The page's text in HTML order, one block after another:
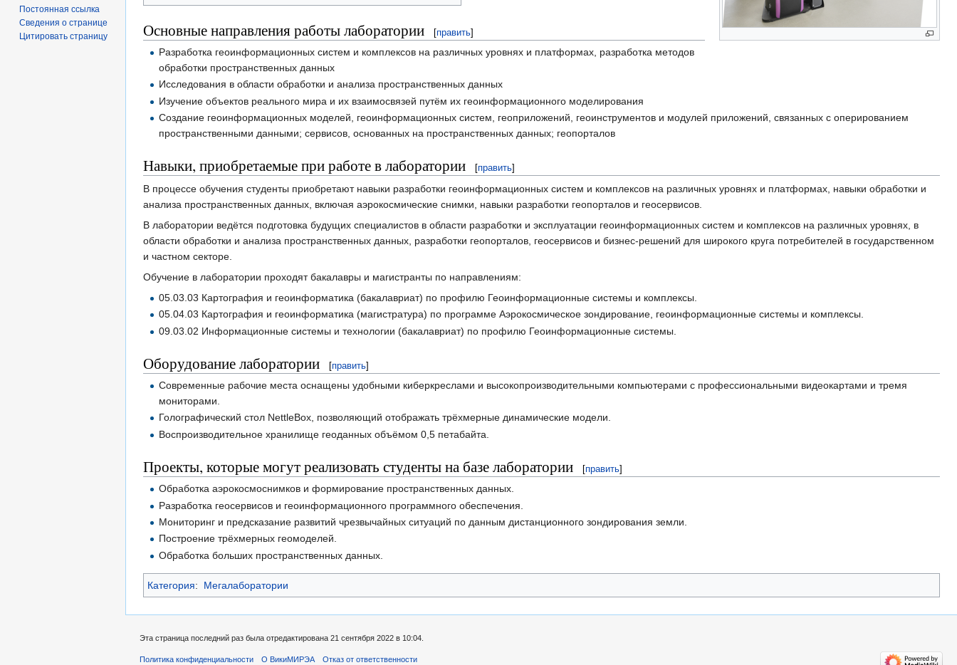
Основные направления работы лаборатории [править]
Разработка геоинформационных систем и комплексов на различных уровнях и платформах, разработка методов
обработки пространственных данных
Исследования в области обработки и анализа пространственных данных
Изучение объектов реального мира и их взаимосвязей путём их геоинформационного моделирования
Создание геоинформационных моделей, геоинформационных систем, геоприложений, геоинструментов и модулей приложений, связанных с оперированием
пространственными данными; сервисов, основанных на пространственных данных; геопорталов
Навыки, приобретаемые при работе в лаборатории [править]
В процессе обучения студенты приобретают навыки разработки геоинформационных систем и комплексов на различных уровнях и платформах, навыки обработки и
анализа пространственных данных, включая аэрокосмические снимки, навыки разработки геопорталов и геосервисов.
В лаборатории ведётся подготовка будущих специалистов в области разработки и эксплуатации геоинформационных систем и комплексов на различных уровнях, в
области обработки и анализа пространственных данных, разработки геопорталов, геосервисов и бизнес-решений для широкого круга потребителей в государственном
и частном секторе.
Обучение в лаборатории проходят бакалавры и магистранты по направлениям:
05.03.03 Картография и геоинформатика (бакалавриат) по профилю Геоинформационные системы и комплексы.
05.04.03 Картография и геоинформатика (магистратура) по программе Аэрокосмическое зондирование, геоинформационные системы и комплексы.
09.03.02 Информационные системы и технологии (бакалавриат) по профилю Геоинформационные системы.
Оборудование лаборатории [править]
Современные рабочие места оснащены удобными киберкреслами и высокопроизводительными компьютерами с профессиональными видеокартами и тремя
мониторами.
Голографический стол NettleBox, позволяющий отображать трёхмерные динамические модели.
Воспроизводительное хранилище геоданных объёмом 0,5 петабайта.
Проекты, которые могут реализовать студенты на базе лаборатории [править]
Обработка аэрокосмоснимков и формирование пространственных данных.
Разработка геосервисов и геоинформационного программного обеспечения.
Мониторинг и предсказание развитий чрезвычайных ситуаций по данным дистанционного зондирования земли.
Построение трёхмерных геомоделей.
Обработка больших пространственных данных.
Категория: Мегалаборатории
Постоянная ссылка
Сведения о странице
Цитировать страницу
Эта страница последний раз была отредактирована 21 сентября 2022 в 10:04.
Политика конфиденциальности О ВикиМИРЭА Отказ от ответственности